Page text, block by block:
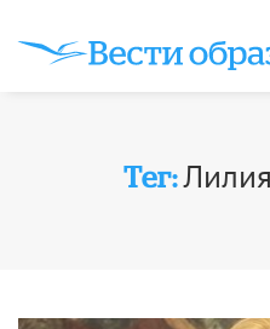
Тег: